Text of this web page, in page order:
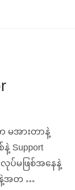
မအားတာနဲ့
Support
ပ်မဖြစ်အနေနဲ့
နဲ့အတ …